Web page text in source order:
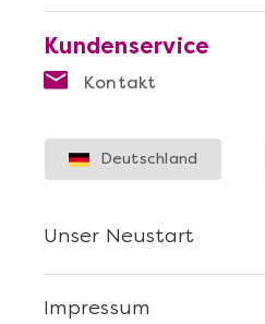
Kundenservice
Kontakt
Impressum
Unser Neustart
Deutschland